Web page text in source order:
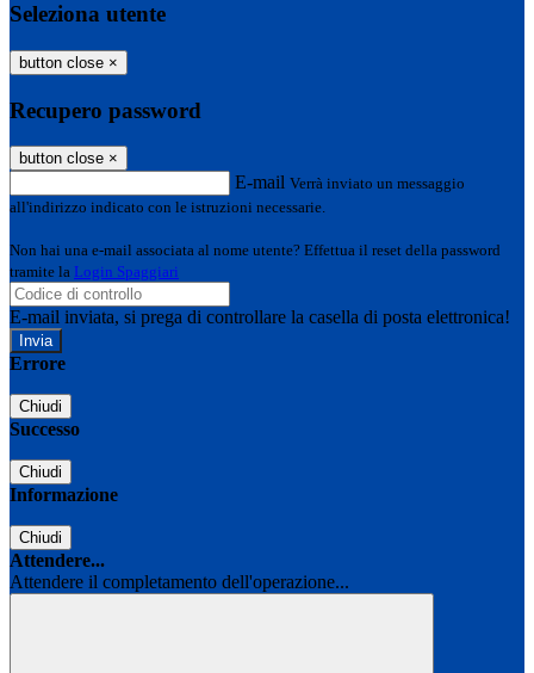
Seleziona utente
button close ×
Recupero password
button close ×
E-mail Verrà inviato un messaggio
all'indirizzo indicato con le istruzioni necessarie.
Non hai una e-mail associata al nome utente? Effettua il reset della password
tramite la Login Spaggiari
E-mail inviata, si prega di controllare la casella di posta elettronica!
Errore
Chiudi
Successo
Chiudi
Informazione
Chiudi
Attendere...
Attendere il completamento dell'operazione...